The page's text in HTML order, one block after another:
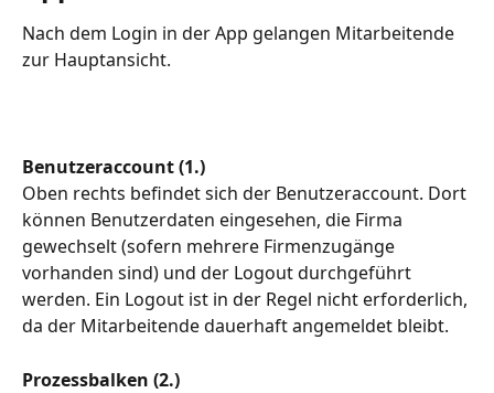
Nach dem Login in der App gelangen Mitarbeitende
zur Hauptansicht.
Benutzeraccount (1.)
Oben rechts befindet sich der Benutzeraccount. Dort
können Benutzerdaten eingesehen, die Firma
gewechselt (sofern mehrere Firmenzugänge
vorhanden sind) und der Logout durchgeführt
werden. Ein Logout ist in der Regel nicht erforderlich,
da der Mitarbeitende dauerhaft angemeldet bleibt.
Prozessbalken (2.)